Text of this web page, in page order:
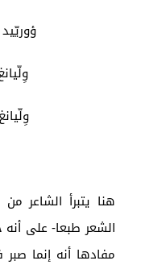
هنا يتبرأ الشاعر
الشعر طبعا- على
مفادها أنه إنما